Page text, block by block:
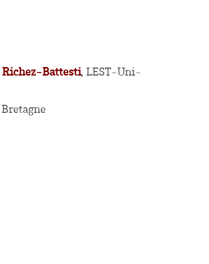
Richez-Battesti, LEST-Uni-